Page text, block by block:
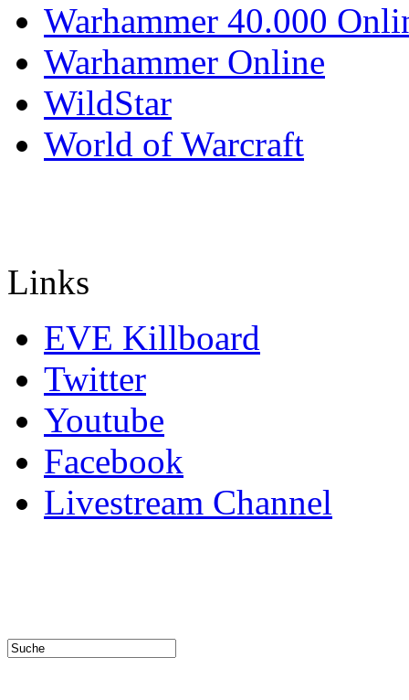
Warhammer 40.000
Warhammer Online
WildStar
World of Warcraft
Links
EVE Killboard
Twitter
Youtube
Facebook
Livestream Channel